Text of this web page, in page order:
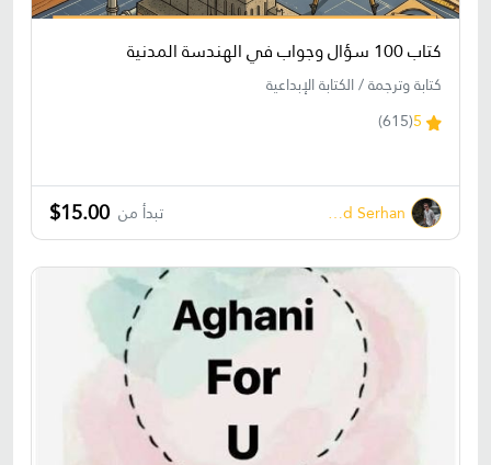
كتاب 100 سؤال وجواب في الهندسة المدنية
كتابة وترجمة / الكتابة الإبداعية
5
(615)
Ahmed Serhan تبدأ من $15.00